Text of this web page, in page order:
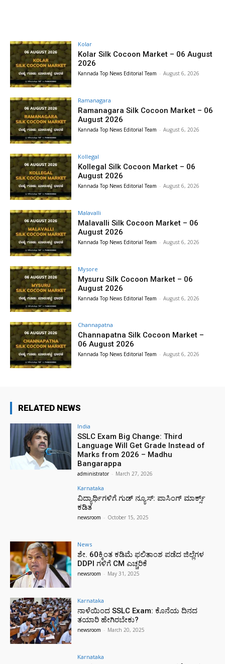
Kolar
Kolar Silk Cocoon Market – 06 August
2026
Kannada Top News Editorial Team - August 6, 2026
Ramanagara
Ramanagara Silk Cocoon Market – 06
August 2026
Kannada Top News Editorial Team - August 6, 2026
Kollegal
Kollegal Silk Cocoon Market – 06
August 2026
Kannada Top News Editorial Team - August 6, 2026
Malavalli
Malavalli Silk Cocoon Market – 06
August 2026
Kannada Top News Editorial Team - August 6, 2026
Mysore
Mysuru Silk Cocoon Market – 06
August 2026
Kannada Top News Editorial Team - August 6, 2026
Channapatna
Channapatna Silk Cocoon Market –
06 August 2026
Kannada Top News Editorial Team - August 6, 2026
RELATED NEWS
India
SSLC Exam Big Change: Third
Language Will Get Grade Instead of
Marks from 2026 – Madhu
Bangarappa
administrator - March 27, 2026
Karnataka
ವಿದ್ಯಾರ್ಥಿಗಳಿಗೆ ಗುಡ್ ನ್ಯೂಸ್: ಪಾಸಿಂಗ್ ಮಾರ್ಕ್ಸ್
ಕಡಿತ
newsroom - October 15, 2025
News
ಶೇ. 60ಕ್ಕಿಂತ ಕಡಿಮೆ ಫಲಿತಾಂಶ ಪಡೆದ ಜಿಲ್ಲೆಗಳ
DDPI ಗಳಿಗೆ CM ಎಚ್ಚರಿಕೆ
newsroom - May 31, 2025
Karnataka
ನಾಳೆಯಿಂದ SSLC Exam: ಕೊನೆಯ ದಿನದ
ತಯಾರಿ ಹೇಗಿರಬೇಕು?
newsroom - March 20, 2025
Karnataka